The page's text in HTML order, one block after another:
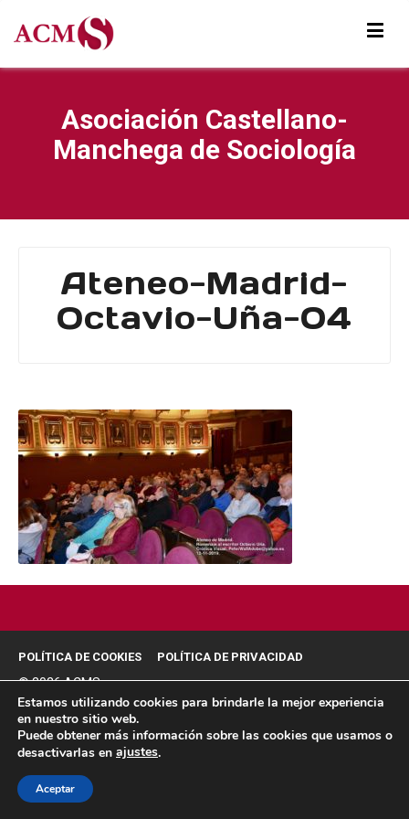
Asociación Castellano-
Manchega de Sociología
Ateneo-Madrid-
Octavio-Uña-04
POLÍTICA DE COOKIES POLÍTICA DE PRIVACIDAD
© 2026 ACMS.
Estamos utilizando cookies para brindarle la mejor experiencia
en nuestro sitio web.
Puede obtener más información sobre las cookies que usamos o
desactivarlas en ajustes.
Aceptar